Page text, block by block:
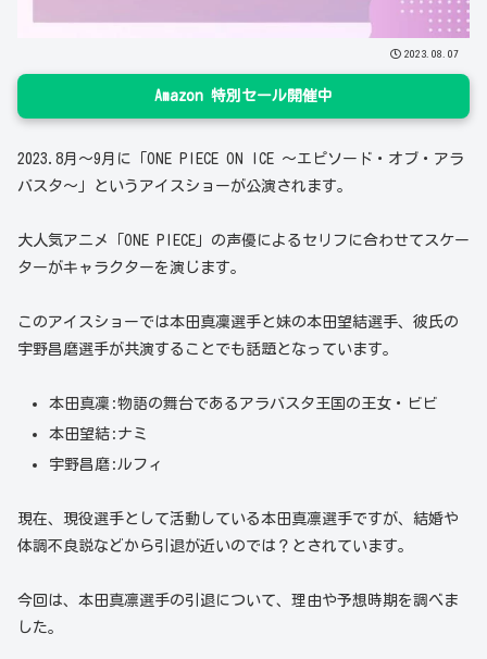
2023.08.07
Amazon 特別セール開催中
2023.8月～9月に「ONE PIECE ON ICE ～エピソード・オブ・アラ
バスタ～」というアイスショーが公演されます。
大人気アニメ「ONE PIECE」の声優によるセリフに合わせてスケー
ターがキャラクターを演じます。
このアイスショーでは本田真凜選手と妹の本田望結選手、彼氏の
宇野昌磨選手が共演することでも話題となっています。
本田真凜:物語の舞台であるアラバスタ王国の王女・ビビ
本田望結:ナミ
宇野昌磨:ルフィ
現在、現役選手として活動している本田真凛選手ですが、結婚や
体調不良説などから引退が近いのでは？とされています。
今回は、本田真凛選手の引退について、理由や予想時期を調べま
した。